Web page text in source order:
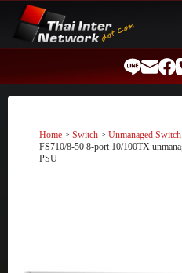
content
Home > Switch > Unmanaged Switch
FS710/8-50 8-port 10/100TX
PSU